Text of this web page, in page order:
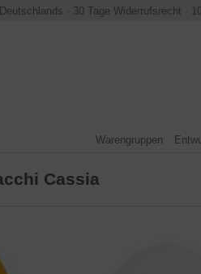
· 30 Tage Widerrufsrecht ·
Warengruppen
Cassia